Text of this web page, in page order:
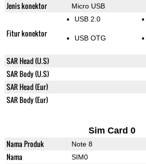
Jenis konektor Micro USB
Fitur konektor
USB 2.0
USB OTG
SAR Head (U.S)
SAR Body (U.S)
SAR Head (Eur)
SAR Body (Eur)
Sim Card 0
Nama Produk Note 8
Nama SIM0